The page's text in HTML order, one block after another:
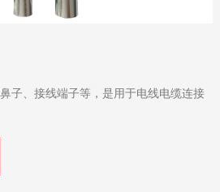
子、接线端子等，是用于电线电缆连接